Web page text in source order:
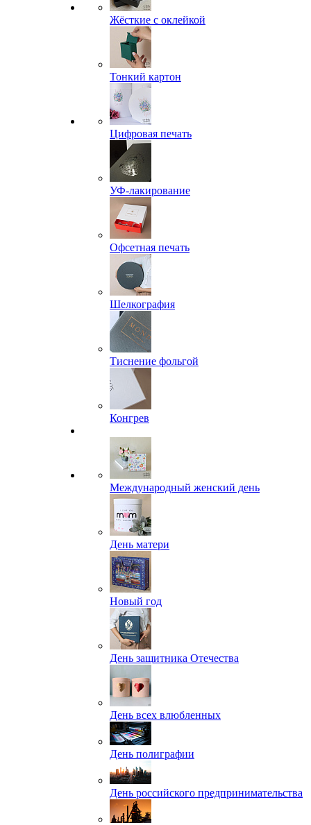
Жёсткие с оклейкой
Тонкий картон
Цифровая печать
УФ-лакирование
Офсетная печать
Шелкография
Тиснение фольгой
Конгрев
Международный женский день
День матери
Новый год
День защитника Отечества
День всех влюбленных
День полиграфии
День российского предпринимательства